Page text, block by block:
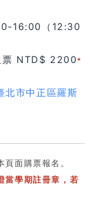
16:00（12:30
NTD$ 2200 *
北市中正區羅斯
面購票報名。
當學期註冊章，若